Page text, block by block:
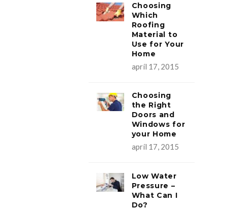
Choosing
Which
Roofing
Material to
Use for Your
Home
apríl 17, 2015
Choosing
the Right
Doors and
Windows for
your Home
apríl 17, 2015
Low Water
Pressure –
What Can I
Do?